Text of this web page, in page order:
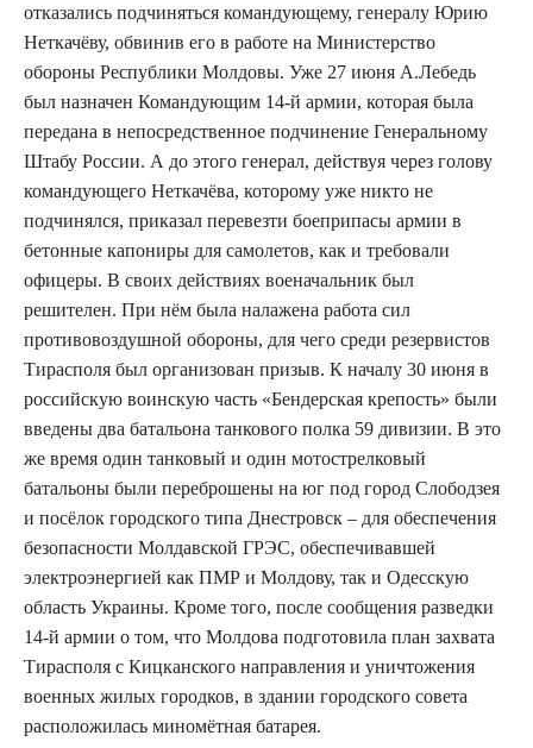
отказались подчиняться командующему, генералу Юрию
Неткачёву, обвинив его в работе на Министерство
обороны Республики Молдовы. Уже 27 июня А.Лебедь
был назначен Командующим 14-й армии, которая была
передана в непосредственное подчинение Генеральному
Штабу России. А до этого генерал, действуя через голову
командующего Неткачёва, которому уже никто не
подчинялся, приказал перевезти боеприпасы армии в
бетонные капониры для самолетов, как и требовали
офицеры. В своих действиях военачальник был
решителен. При нём была налажена работа сил
противовоздушной обороны, для чего среди резервистов
Тирасполя был организован призыв. К началу 30 июня в
российскую воинскую часть «Бендерская крепость» были
введены два батальона танкового полка 59 дивизии. В это
же время один танковый и один мотострелковый
батальоны были переброшены на юг под город Слободзея
и посёлок городского типа Днестровск – для обеспечения
безопасности Молдавской ГРЭС, обеспечивавшей
электроэнергией как ПМР и Молдову, так и Одесскую
область Украины. Кроме того, после сообщения разведки
14-й армии о том, что Молдова подготовила план захвата
Тирасполя с Кицканского направления и уничтожения
военных жилых городков, в здании городского совета
расположилась миномётная батарея.